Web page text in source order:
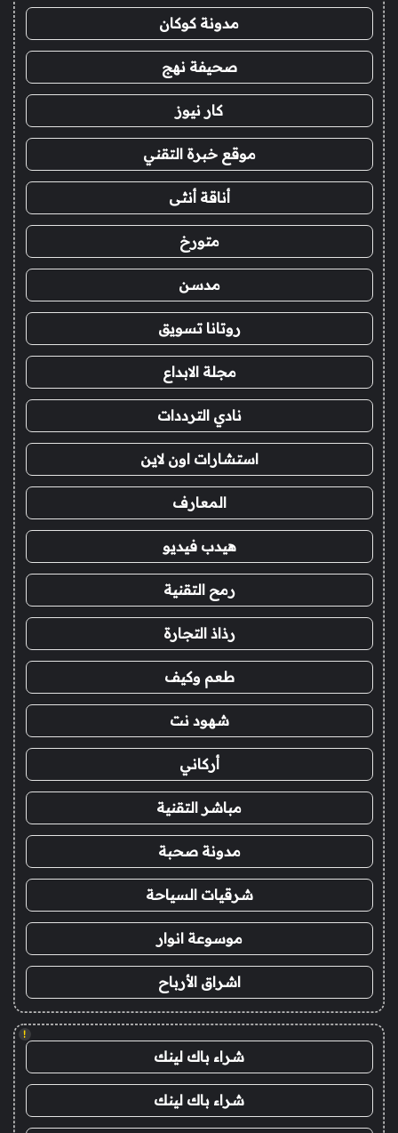
مدونة كوكان
صحيفة نهج
كار نيوز
موقع خبرة التقني
أناقة أنثى
متورخ
مدسن
روتانا تسويق
مجلة الابداع
نادي الترددات
استشارات اون لاين
المعارف
هيدب فيديو
رمح التقنية
رذاذ التجارة
طعم وكيف
شهود نت
أركاني
مباشر التقنية
مدونة صحبة
شرقيات السياحة
موسوعة انوار
اشراق الأرباح
!
شراء باك لينك
شراء باك لينك